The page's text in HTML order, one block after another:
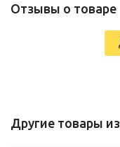
Отзывы о товаре
Другие товары